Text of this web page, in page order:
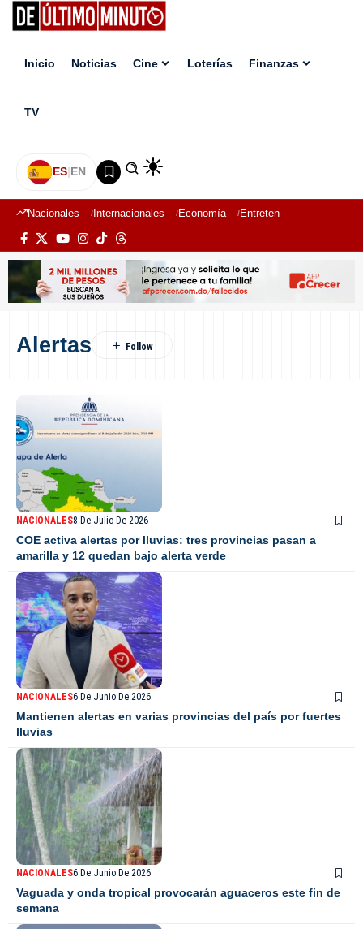
Inicio Noticias Cine Loterías Finanzas
TV
ES|EN
Nacionales Internacionales Economía Entretenimiento
Alertas
NACIONALES8 De Julio De 2026
COE activa alertas por lluvias: tres provincias pasan a
amarilla y 12 quedan bajo alerta verde
NACIONALES6 De Junio De 2026
Mantienen alertas en varias provincias del país por fuertes
lluvias
NACIONALES6 De Junio De 2026
Vaguada y onda tropical provocarán aguaceros este fin de
semana